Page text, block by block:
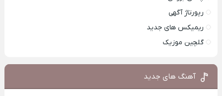
رپورتاژ آگهی
ریمیکس های جدید
گلچین موزیک
آهنگ های جدید